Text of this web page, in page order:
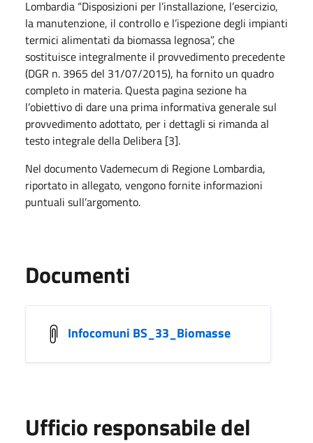
Lombardia “Disposizioni per l’installazione, l’esercizio,
la manutenzione, il controllo e l’ispezione degli impianti
termici alimentati da biomassa legnosa”, che
sostituisce integralmente il provvedimento precedente
(DGR n. 3965 del 31/07/2015), ha fornito un quadro
completo in materia. Questa pagina sezione ha
l’obiettivo di dare una prima informativa generale sul
provvedimento adottato, per i dettagli si rimanda al
testo integrale della Delibera [3].
Nel documento Vademecum di Regione Lombardia,
riportato in allegato, vengono fornite informazioni
puntuali sull’argomento.
Documenti
Infocomuni BS_33_Biomasse
Ufficio responsabile del